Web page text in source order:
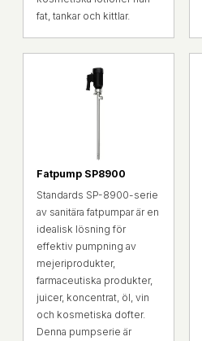
fat, tankar och kittlar.
Fatpump SP8900
Standards SP-8900-serie
av sanitära fatpumpar är en
idealisk lösning för
effektiv pumpning av
mejeriprodukter,
farmaceutiska produkter,
juicer, koncentrat, öl, vin
och kosmetiska dofter.
Denna pumpserie är